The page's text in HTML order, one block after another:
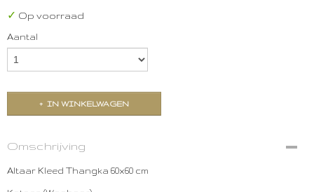
✓ Op voorraad
Aantal
IN WINKELWAGEN
Omschrijving
Altaar Kleed Thangka 60x60 cm